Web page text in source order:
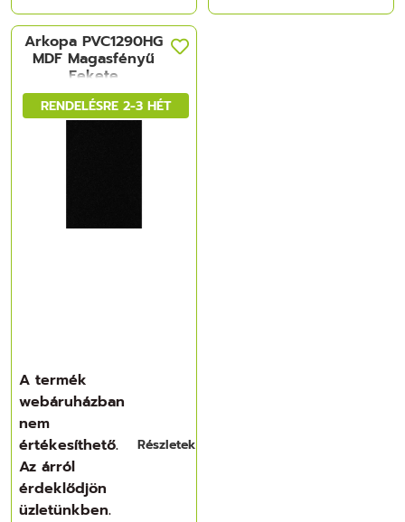
RENDELÉSRE 2-3 HÉT
Arkopa PVC1290HG
MDF Magasfényű
Fekete
galaxy_KIFUTÓ!
2800x1220x18 mm
A termék
webáruházban
nem
értékesíthető.
Az árról
érdeklődjön
üzletünkben.
Részletek